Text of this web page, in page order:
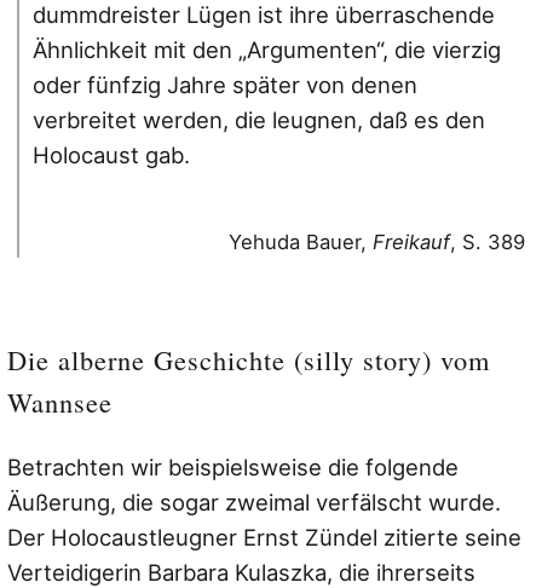
dummdreister Lügen ist ihre überraschende
Ähnlichkeit mit den „Argumenten“, die vierzig
oder fünfzig Jahre später von denen
verbreitet werden, die leugnen, daß es den
Holocaust gab.
Yehuda Bauer, Freikauf, S. 389
Die alberne Geschichte (silly story) vom
Wannsee
Betrachten wir beispielsweise die folgende
Äußerung, die sogar zweimal verfälscht wurde.
Der Holocaustleugner Ernst Zündel zitierte seine
Verteidigerin Barbara Kulaszka, die ihrerseits